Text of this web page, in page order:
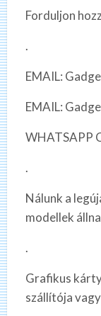
Forduljon
.
EMAIL:
EMAIL:
WHATSAPP
.
Nálunk a
modellek
.
Grafikus
szállítója